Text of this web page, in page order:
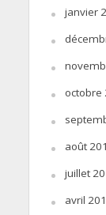
janvier
octobre
août
juillet
avril